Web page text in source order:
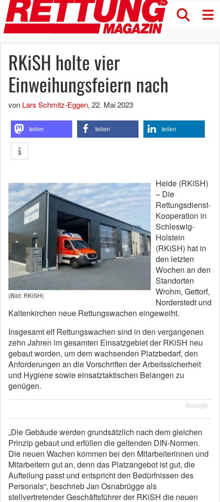
RKiSH holte vier
Einweihungsfeiern nach
von Lars Schmitz-Eggen, 22. Mai 2023
teilen teilen teilen
(Bild: RKiSH)
Heide (RKiSH)
– Die
Rettungsdienst-
Kooperation in
Schleswig-
Holstein
(RKiSH) hat in
den letzten
Wochen an den
Standorten
Wrohm, Gettorf,
Norderstedt und
Kaltenkirchen neue Rettungswachen eingeweiht.
Insgesamt elf Rettungswachen sind in den vergangenen
zehn Jahren im gesamten Einsatzgebiet der RKiSH neu
gebaut worden, um dem wachsenden Platzbedarf, den
Anforderungen an die Vorschriften der Arbeitssicherheit
und Hygiene sowie einsatztaktischen Belangen zu
genügen.
Anzeige
„Die Gebäude werden grundsätzlich nach dem gleichen
Prinzip gebaut und erfüllen die geltenden DIN-Normen.
Die neuen Wachen kommen bei den Mitarbeiterinnen und
Mitarbeitern gut an, denn das Platzangebot ist gut, die
Aufteilung passt und entspricht den Bedürfnissen des
Personals“, beschrieb Jan Osnabrügge als
stellvertretender Geschäftsführer der RKiSH die neuen